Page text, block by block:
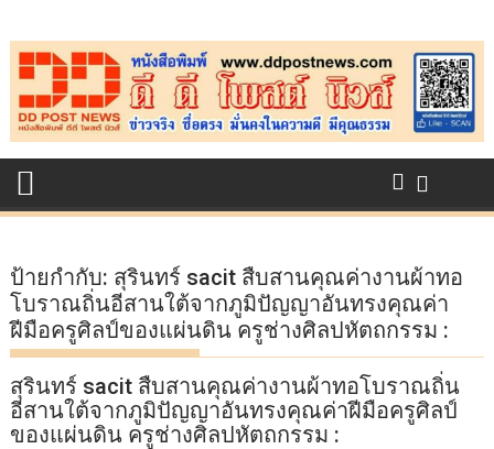
to
content
ป้ายกำกับ: สุรินทร์ sacit สืบสานคุณค่างานผ้าทอ
โบราณถิ่นอีสานใต้จากภูมิปัญญาอันทรงคุณค่า
ฝีมือครูศิลป์ของแผ่นดิน ครูช่างศิลปหัตถกรรม :
สุรินทร์ sacit สืบสานคุณค่างานผ้าทอโบราณถิ่น
อีสานใต้จากภูมิปัญญาอันทรงคุณค่าฝีมือครูศิลป์
ของแผ่นดิน ครูช่างศิลปหัตถกรรม :